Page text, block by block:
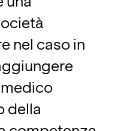
nel caso in
della